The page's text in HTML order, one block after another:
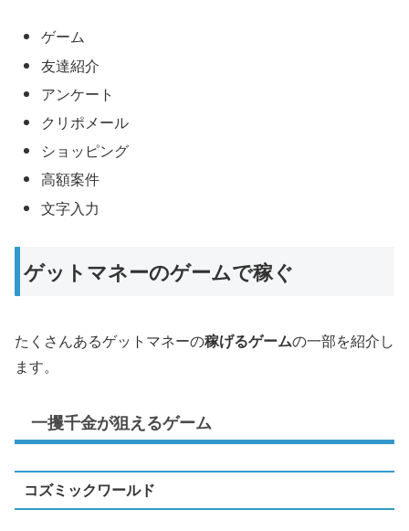
ゲーム
友達紹介
アンケート
クリポメール
ショッピング
高額案件
文字入力
ゲットマネーのゲームで稼ぐ
たくさんあるゲットマネーの稼げるゲームの一部を紹介し
ます。
一攫千金が狙えるゲーム
コズミックワールド